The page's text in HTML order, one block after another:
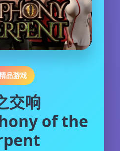
品游戏
交响
of the